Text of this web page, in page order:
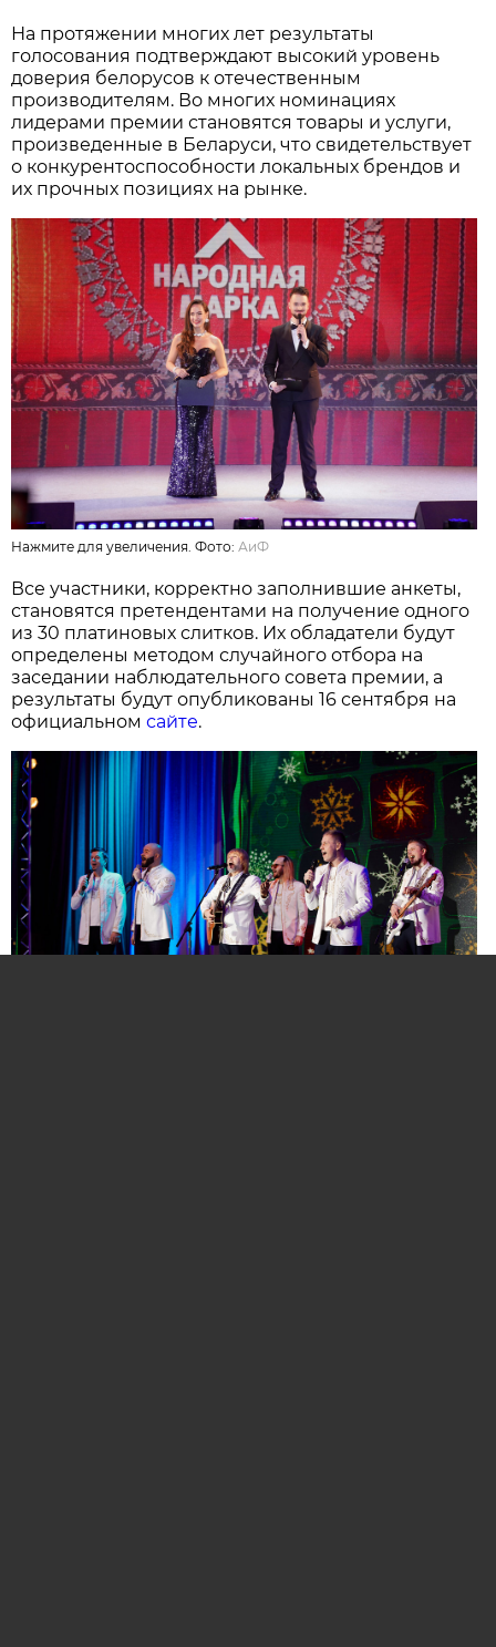
На протяжении многих лет результаты
голосования подтверждают высокий уровень
доверия белорусов к отечественным
производителям. Во многих номинациях
лидерами премии становятся товары и услуги,
произведенные в Беларуси, что свидетельствует
о конкурентоспособности локальных брендов и
их прочных позициях на рынке.
Нажмите для увеличения. Фото:АиФ
Все участники, корректно заполнившие анкеты,
становятся претендентами на получение одного
из 30 платиновых слитков. Их обладатели будут
определены методом случайного отбора на
заседании наблюдательного совета премии, а
результаты будут опубликованы 16 сентября на
официальномсайте.